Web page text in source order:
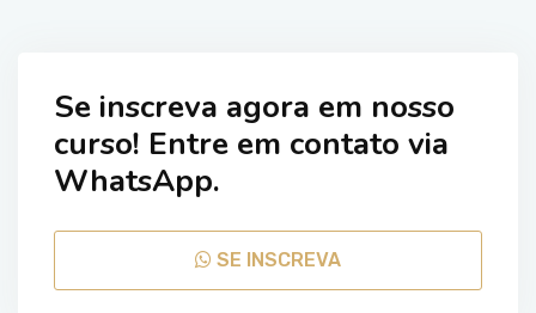
Se inscreva agora em nosso
curso! Entre em contato via
WhatsApp.
SE INSCREVA